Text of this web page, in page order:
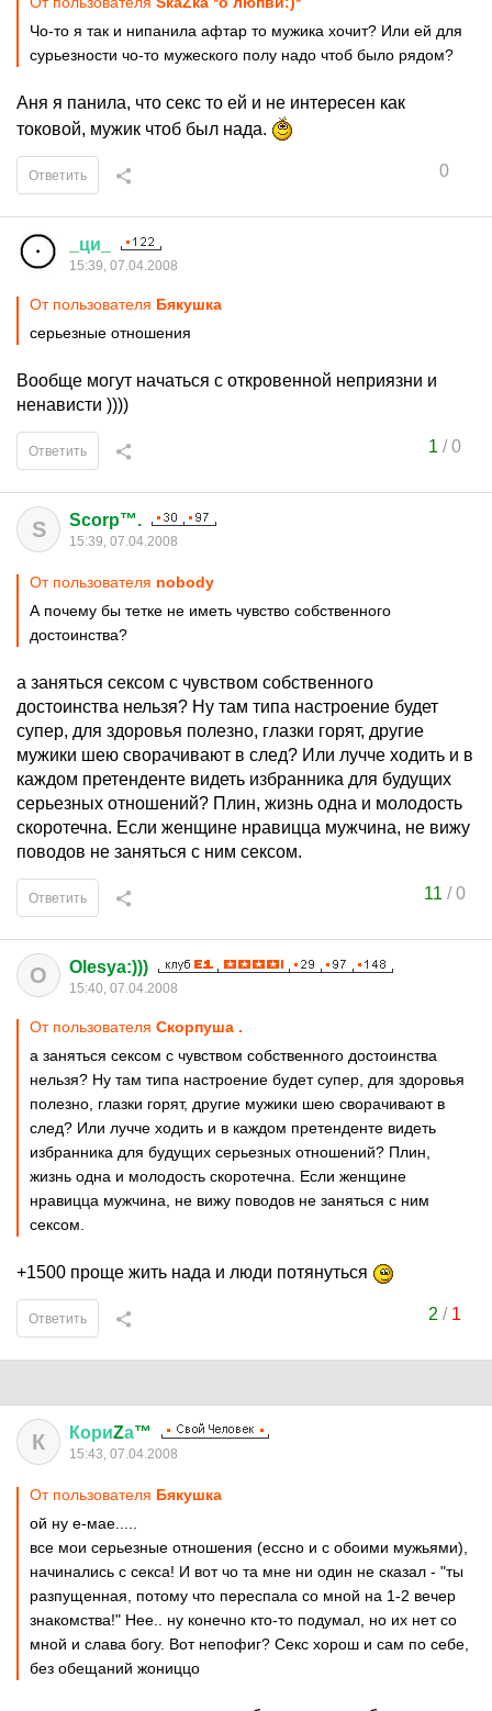
Чо-то я так и нипанила афтар то мужика хочит? Или ей для
сурьезности чо-то мужеского полу надо чтоб было рядом?
Аня я панила, что секс то ей и не интересен как
токовой, мужик чтоб был нада.
0
Ответить
ци
15:39, 07.04.2008
От пользователя Бякушка
серьезные отношения
Вообще могут начаться с откровенной неприязни и
ненависти ))))
1 /0
Ответить
S Scorp™.
15:39, 07.04.2008
От пользователя nobodу
А почему бы тетке не иметь чувство собственного
достоинства?
а заняться сексом с чувством собственного
достоинства нельзя? Ну там типа настроение будет
супер, для здоровья полезно, глазки горят, другие
мужики шею сворачивают в след? Или лучче ходить и в
каждом претенденте видеть избранника для будущих
серьезных отношений? Плин, жизнь одна и молодость
скоротечна. Если женщине нравицца мужчина, не вижу
поводов не заняться с ним сексом.
11 /0
Ответить
O Olesya:)))
15:40, 07.04.2008
От пользователя Скорпуша .
а заняться сексом с чувством собственного достоинства
нельзя? Ну там типа настроение будет супер, для здоровья
полезно, глазки горят, другие мужики шею сворачивают в
след? Или лучче ходить и в каждом претенденте видеть
избранника для будущих серьезных отношений? Плин,
жизнь одна и молодость скоротечна. Если женщине
нравицца мужчина, не вижу поводов не заняться с ним
сексом.
+1500 проще жить нада и люди потянуться
2 / 1
Ответить
К КориZа™
15:43, 07.04.2008
От пользователя Бякушка
ой ну е-мае.....
все мои серьезные отношения (ессно и с обоими мужьями),
начинались с секса! И вот чо та мне ни один не сказал - "ты
разпущенная, потому что переспала со мной на 1-2 вечер
знакомства!" Нее.. ну конечно кто-то подумал, но их нет со
мной и слава богу. Вот непофиг? Секс хорош и сам по себе,
без обещаний жониццо